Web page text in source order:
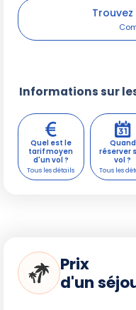
Informations sur
Quel est le
tarif moyen
d'un vol ?
Quand
réserver
vol ?
Prix
d'un